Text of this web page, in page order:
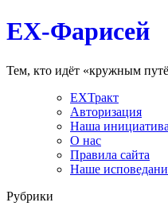
EX-Фарисей
Тем, кто идёт «кружным
EXТракт
Авторизация
Наша инициатива
О нас
Правила сайта
Наше
Рубрики